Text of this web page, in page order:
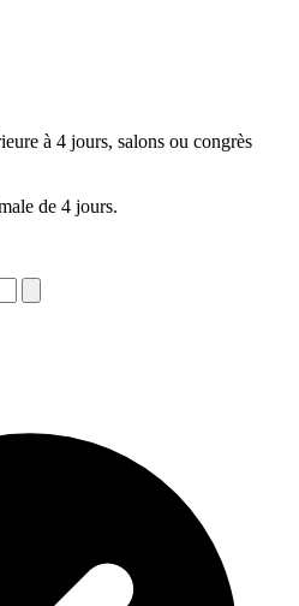
à 4 jours, salons ou congrès
de 4 jours.